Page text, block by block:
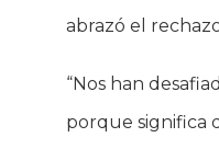
abrazó el
“Nos han
porque significa